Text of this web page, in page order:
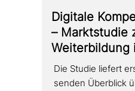
Digitale
– Marktstudie
Weiterbildung
Die Studie liefert
sen­den Überblick